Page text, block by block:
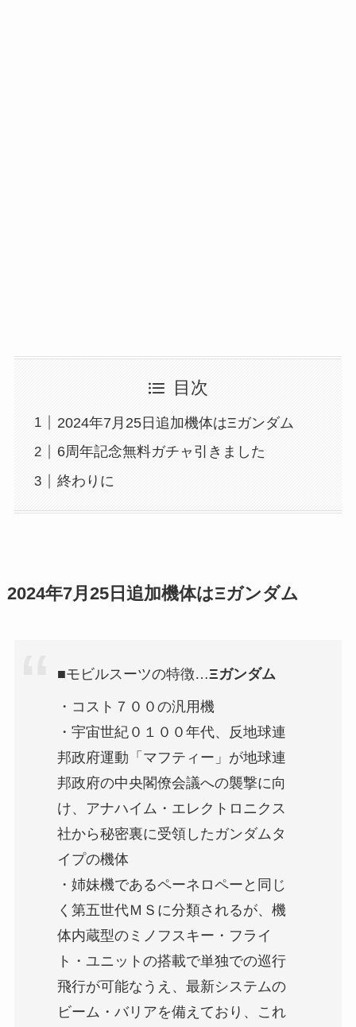
目次
2024年7月25日追加機体はΞガンダム
6周年記念無料ガチャ引きました
終わりに
2024年7月25日追加機体はΞガンダム
■モビルスーツの特徴…Ξガンダム
・コスト７００の汎用機
・宇宙世紀０１００年代、反地球連
邦政府運動「マフティー」が地球連
邦政府の中央閣僚会議への襲撃に向
け、アナハイム・エレクトロニクス
社から秘密裏に受領したガンダムタ
イプの機体
・姉妹機であるペーネロペーと同じ
く第五世代ＭＳに分類されるが、機
体内蔵型のミノフスキー・フライ
ト・ユニットの搭載で単独での巡行
飛行が可能なうえ、最新システムの
ビーム・バリアを備えており、これ